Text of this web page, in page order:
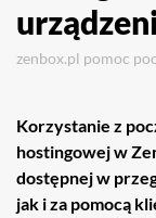
zenbox.pl pomoc
Korzystanie z
hostingowej w
dostępnej w
jak i za pomocą